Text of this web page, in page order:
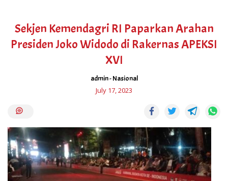
Sekjen Kemendagri RI Paparkan Arahan
Presiden Joko Widodo di Rakernas APEKSI
XVI
admin-Nasional
July 17, 2023